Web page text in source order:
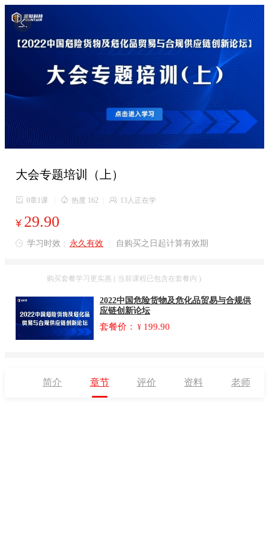

大会专题培训（上）
 0章1课  热度 162  13人正在学
¥ 29.90
 学习时效 : 永久有效 自购买之日起计算有效期
购买套餐学习更实惠 ( 当前课程已包含在套餐内 )
2022中国危险货物及危化品贸易与合规供
应链创新论坛
套餐价： ¥ 199.90
简介 章节 评价 资料 老师